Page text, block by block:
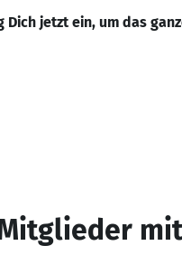
Dich jetzt ein, um das